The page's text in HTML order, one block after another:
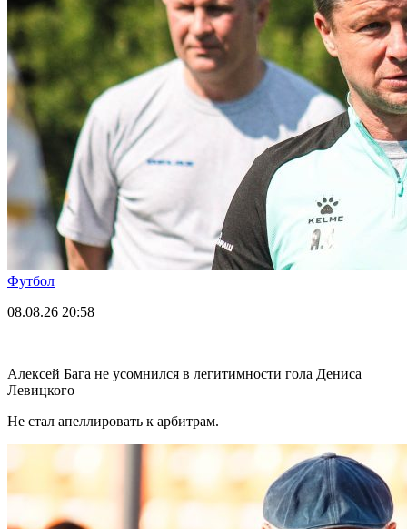
Футбол
08.08.26 20:58
Алексей Бага не усомнился в легитимности гола Дениса
Левицкого
Не стал апеллировать к арбитрам.